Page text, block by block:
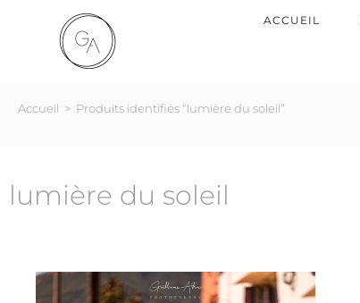
ACCUEIL
Accueil > Produits identifiés “lumière du soleil”
lumière du soleil